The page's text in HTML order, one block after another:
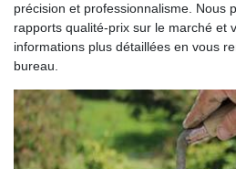
précision et professionnalisme. Nous
rapports qualité-prix sur le marché et
informations plus détaillées en vous
bureau.